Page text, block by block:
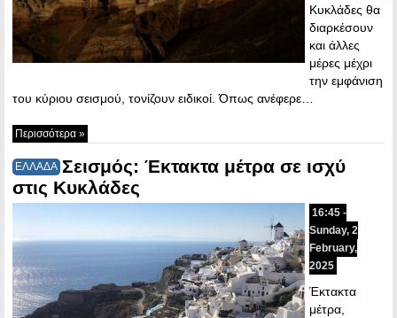
Κυκλάδες θα
διαρκέσουν
και άλλες
μέρες μέχρι
την εμφάνιση
του κύριου σεισμού, τονίζουν ειδικοί. Όπως ανέφερε…
Περισσότερα »
ΕΛΛΑΔΑ Σεισμός: Έκτακτα μέτρα σε ισχύ
στις Κυκλάδες
16:45 -
Sunday, 2
February,
2025
Έκτακτα
μέτρα,